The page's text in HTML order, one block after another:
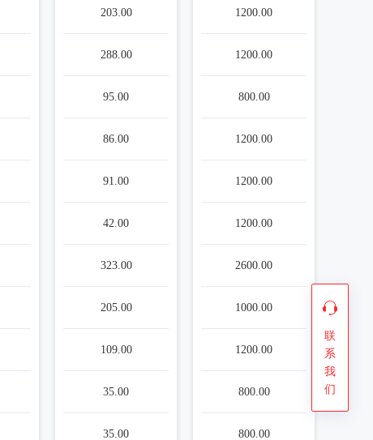
203.00 1200.00
288.00 1200.00
95.00 800.00
86.00 1200.00
91.00 1200.00
42.00 1200.00
323.00 2600.00
205.00 1000.00
109.00 1200.00
35.00 800.00
35.00 800.00
联
系
我
们